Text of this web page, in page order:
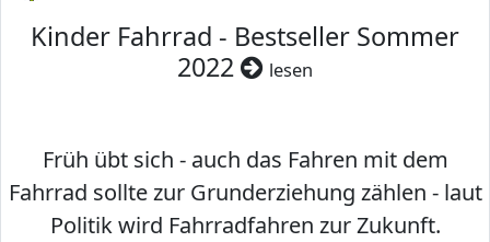
Kinder Fahrrad - Bestseller Sommer
2022
lesen
Früh übt sich - auch das Fahren mit dem
Fahrrad sollte zur Grunderziehung zählen - laut
Politik wird Fahrradfahren zur Zukunft.